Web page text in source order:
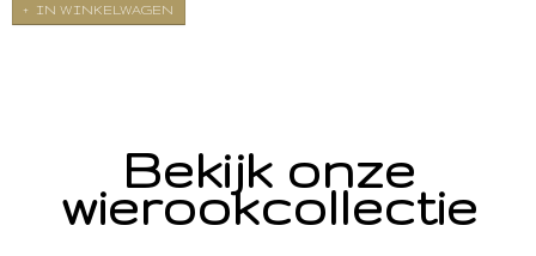
IN WINKELWAGEN
Bekijk onze
wierookcollectie